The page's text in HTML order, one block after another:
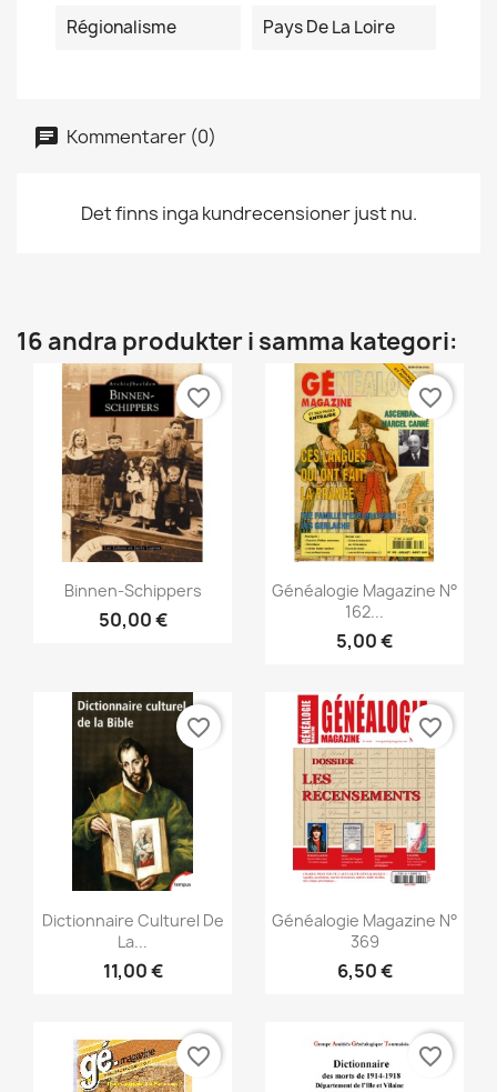
Régionalisme
Pays De La Loire
Kommentarer (0)
Det finns inga kundrecensioner just nu.
16 andra produkter i samma kategori:
Snabbvy
Binnen-Schippers
50,00 €
favorite_border
Snabbvy
Généalogie Magazine N°
162...
5,00 €
favorite_border
Snabbvy
Dictionnaire Culturel De
La...
11,00 €
favorite_border
Snabbvy
Généalogie Magazine N°
369
6,50 €
favorite_border
favorite_border favorite_border